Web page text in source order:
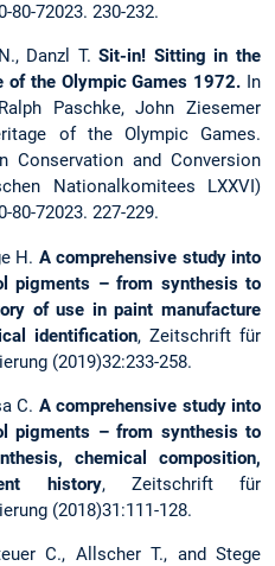
80-72023. 230-232.
Danzl T.Sit-in! Sitting in the
of the Olympic Games 1972. In
Paschke, John Ziesemer
of the Olympic Games.
Conservation and Conversion
Nationalkomitees LXXVI)
80-72023. 227-229.
H. A comprehensive study into
pigments – from synthesis to
of use in paint manufacture
identification, Zeitschrift für
(2019)32:233-258.
C. A comprehensive study into
pigments – from synthesis to
chemical composition,
history, Zeitschrift für
(2018)31:111-128.
C., Allscher T., and Stege